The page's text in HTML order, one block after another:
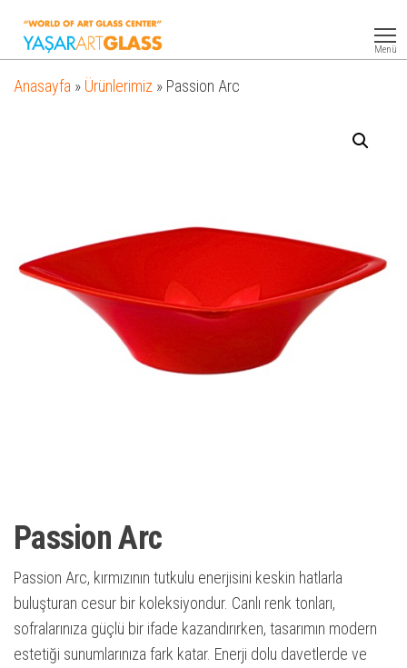
Glass
Menü
Anasayfa » Ürünlerimiz » Passion Arc
Passion Arc
Passion Arc, kırmızının tutkulu enerjisini keskin hatlarla
buluşturan cesur bir koleksiyondur. Canlı renk tonları,
sofralarınıza güçlü bir ifade kazandırırken, tasarımın modern
estetiği sunumlarınıza fark katar. Enerji dolu davetlerde ve